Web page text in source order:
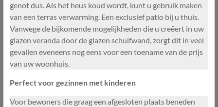
genot dus. Als het heus koud wordt, kunt u gebruik maken
van een terras verwarming. Een exclusief patio bij u thuis.
Vanwege de bijkomende mogelijkheden die u creëert in uw
glazen veranda door de glazen schuifwand, zorgt dit in veel
gevallen eveneens nog eens voor een toename van de prijs
van uw woonhuis.
Perfect voor gezinnen met kinderen
Voor bewoners die graag een afgesloten plaats beneden